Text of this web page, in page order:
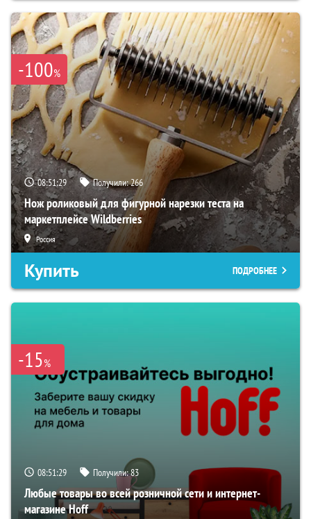
-100%
08:51:28 Получили:266
Нож роликовый для фигурной нарезки теста на
маркетплейсе Wildberries
Россия
Купить ПОДРОБНЕЕ
-15%
08:51:28 Получили:83
Любые товары во всей розничной сети и интернет-
магазине Hoff